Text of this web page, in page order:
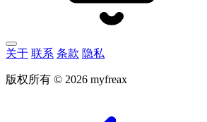
关于 联系 条款 隐私
版权所有 © 2026 myfreax